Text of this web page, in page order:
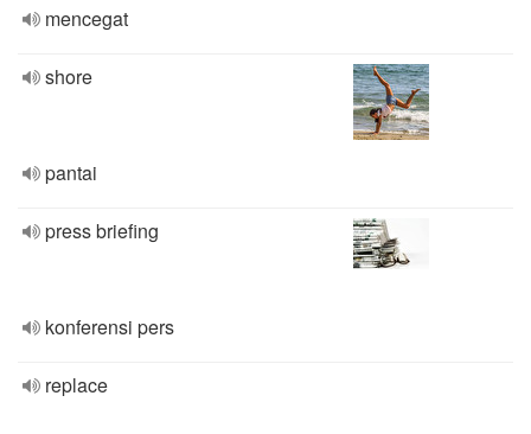
mencegat
shore
pantai
press briefing
konferensi pers
replace